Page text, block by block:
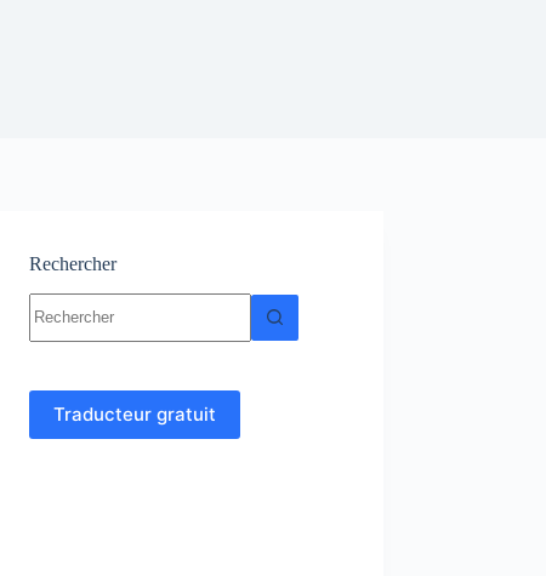
Rechercher
résultat
Traducteur gratuit